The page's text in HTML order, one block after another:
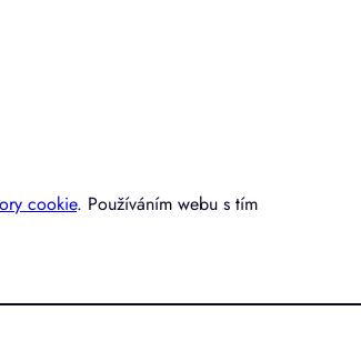
cookie. Používáním webu s tím